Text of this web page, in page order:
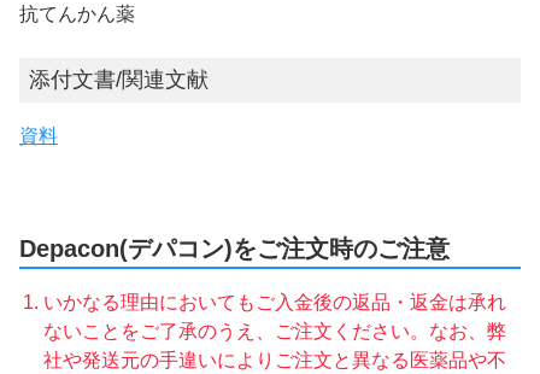
抗てんかん薬
添付文書/関連文献
資料
Depacon(デパコン)をご注文時のご注意
いかなる理由においてもご入金後の返品・返金は承れ
ないことをご了承のうえ、ご注文ください。なお、弊
社や発送元の手違いによりご注文と異なる医薬品や不